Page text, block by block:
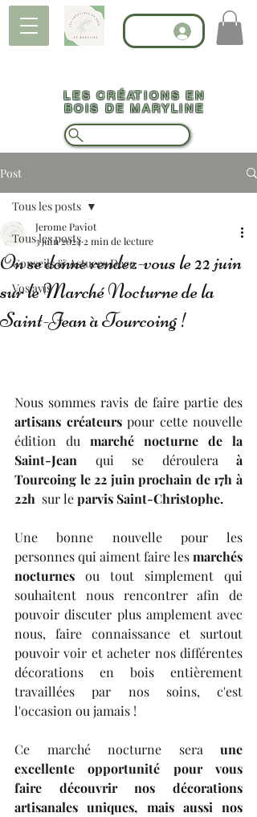
LES CRÉATIONS EN
BOIS DE MARYLINE
Post
Tous les posts
Conseils & Astuces Déco
Vos avis
Tous les posts
On se donne rendez-vous le 22 juin
sur le Marché Nocturne de la
Saint-Jean à Tourcoing !
Jerome Paviot
3 juin 2024 2 min de lecture
Nous sommes ravis de faire partie des
artisans créateurs pour cette nouvelle
édition du marché nocturne de la
Saint-Jean qui se déroulera à
Tourcoing le 22 juin prochain de 17h à
22h
  sur le
parvis Saint-Christophe.
Une bonne nouvelle pour les
personnes qui aiment faire les marchés
nocturnes ou tout simplement qui
souhaitent nous rencontrer afin de
pouvoir discuter plus amplement avec
nous, faire connaissance et surtout
pouvoir voir et acheter nos différentes
décorations en bois entièrement
travaillées par nos soins, c'est
l'occasion ou jamais !
Ce marché nocturne sera une
excellente opportunité pour vous
faire découvrir nos décorations
artisanales uniques, mais aussi nos